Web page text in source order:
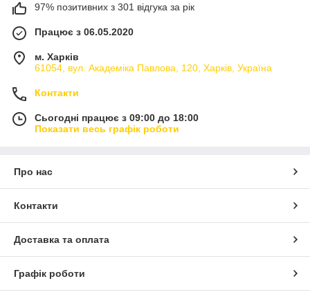
97% позитивних з 301 відгука за рік
Працює з 06.05.2020
м. Харків
61054, вул. Академіка Павлова, 120, Харків, Україна
Контакти
Сьогодні працює з 09:00 до 18:00
Показати весь графік роботи
Про нас
Контакти
Доставка та оплата
Графік роботи